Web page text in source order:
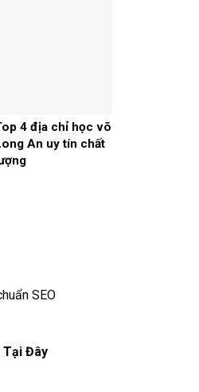
4 địa chỉ học võ
An uy tín chất
Tại Đây